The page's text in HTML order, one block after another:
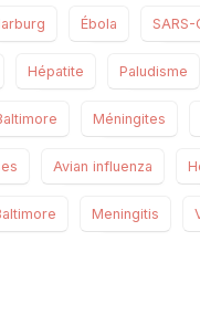
Ébola SARS-
Hépatite Paludisme
Méningites
Avian influenza
Meningitis